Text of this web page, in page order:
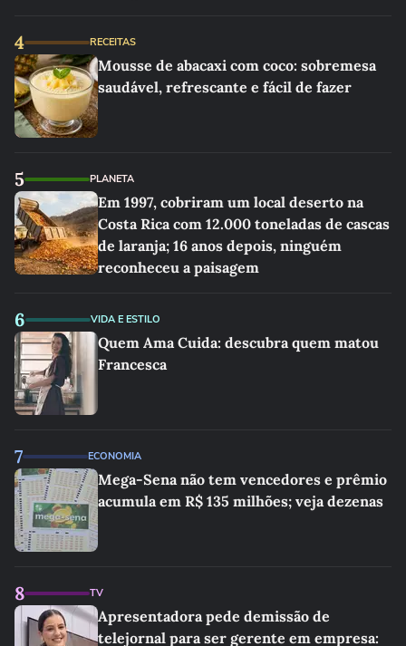
4 RECEITAS
Mousse de abacaxi com coco: sobremesa
saudável, refrescante e fácil de fazer
5 PLANETA
Em 1997, cobriram um local deserto na
Costa Rica com 12.000 toneladas de cascas
de laranja; 16 anos depois, ninguém
reconheceu a paisagem
6 VIDA E ESTILO
Quem Ama Cuida: descubra quem matou
Francesca
7 ECONOMIA
Mega-Sena não tem vencedores e prêmio
acumula em R$ 135 milhões; veja dezenas
8 TV
Apresentadora pede demissão de
telejornal para ser gerente em empresa: